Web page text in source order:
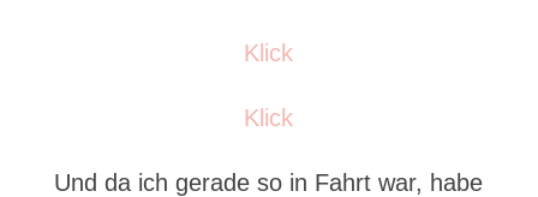
Klick
Klick
Und da ich gerade so in Fahrt war, habe